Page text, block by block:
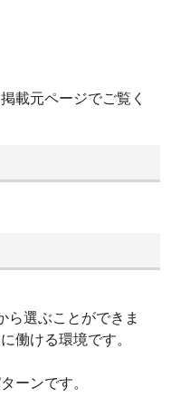
載元ページでご覧く
ら選ぶことができま
働ける環境です。
ーンです。